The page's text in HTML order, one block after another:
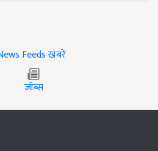
ख़बरें
जॉब्स